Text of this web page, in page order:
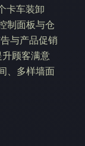
卡车装卸
制面板与仓
与产品促销
顾客满意
、多样墙面